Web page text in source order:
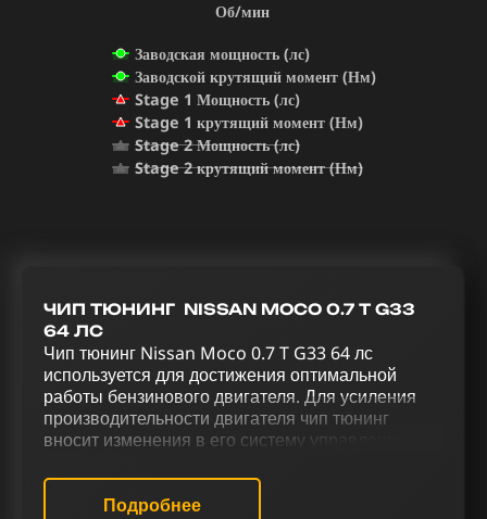
Об/мин
Заводская мощность (лс)
Заводской крутящий момент (Нм)
Stage 1 Мощность (лс)
Stage 1 крутящий момент (Нм)
Stage 2 Мощность (лс)
Stage 2 крутящий момент (Нм)
ЧИП ТЮНИНГ NISSAN MOCO 0.7 T G33
64 ЛС
Чип тюнинг Nissan Moco 0.7 T G33 64 лс
используется для достижения оптимальной
работы бензинового двигателя. Для усиления
производительности двигателя чип тюнинг
вносит изменения в его систему управления.
комплексный тюнинг, включая чип тюнинг (stage
1 и stage 2), отключение катализатора (Евро-2) и
Подробнее